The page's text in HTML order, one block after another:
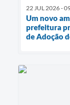
22 JUL 2026 -
Um novo
prefeitura
de Adoção